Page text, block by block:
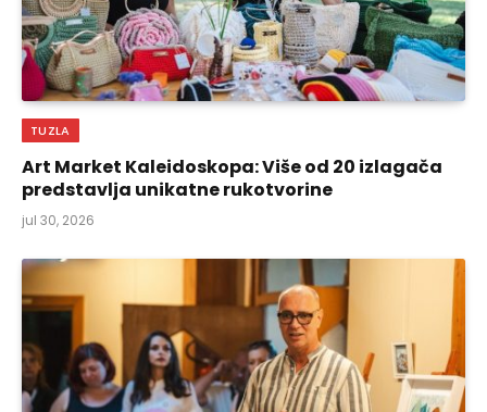
TUZLA
Art Market Kaleidoskopa: Više od 20 izlagača
predstavlja unikatne rukotvorine
jul 30, 2026